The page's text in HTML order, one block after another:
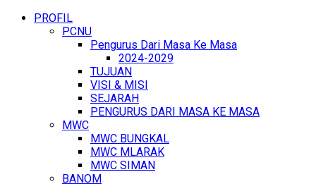
PROFIL
PCNU
Pengurus Dari Masa Ke Masa
2024-2029
TUJUAN
VISI & MISI
SEJARAH
PENGURUS DARI MASA KE MASA
MWC
MWC BUNGKAL
MWC MLARAK
MWC SIMAN
BANOM